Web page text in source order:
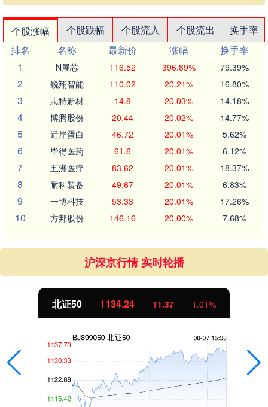
个股涨幅 个股跌幅 个股流入 个股流出
换手率
排名
名称 最新价 涨幅
换手率
1
N展芯 116.52 396.89% 79.39%
2 锐翔智能 110.02 20.21% 16.80%
3 志特新材 14.8 20.03% 14.18%
4 博腾股份 20.44 20.02% 14.77%
5 近岸蛋白 46.72 20.01% 5.62%
6 毕得医药 61.6 20.01% 6.12%
7 五洲医疗 83.62 20.01% 18.37%
8 耐科装备 49.67 20.01% 6.83%
9 一博科技 53.33 20.01% 17.26%
10 方邦股份 146.16 20.00% 7.68%
沪深京行情 实时轮播
北证50 1134.24 11.37 1.01%